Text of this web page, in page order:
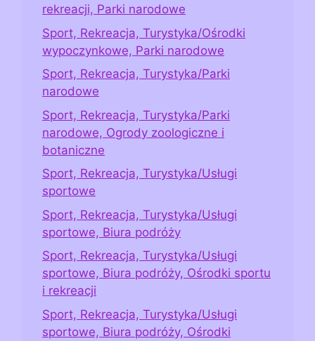
rekreacji, Parki narodowe
Sport, Rekreacja, Turystyka/Ośrodki
wypoczynkowe, Parki narodowe
Sport, Rekreacja, Turystyka/Parki
narodowe
Sport, Rekreacja, Turystyka/Parki
narodowe, Ogrody zoologiczne i
botaniczne
Sport, Rekreacja, Turystyka/Usługi
sportowe
Sport, Rekreacja, Turystyka/Usługi
sportowe, Biura podróży
Sport, Rekreacja, Turystyka/Usługi
sportowe, Biura podróży, Ośrodki sportu
i rekreacji
Sport, Rekreacja, Turystyka/Usługi
sportowe, Biura podróży, Ośrodki